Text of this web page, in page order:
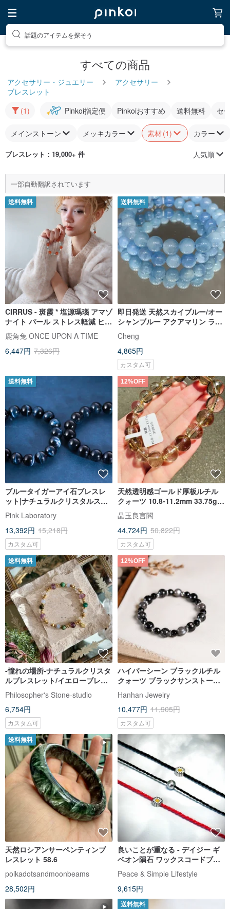
話題のアイテムを探そう
すべての商品
アクセサリー・ジュエリー
アクセサリー
ブレスレット
(1)
Pinkoi指定便 Pinkoiおすすめ 送料無料 セ
メインストーン メッキカラー 素材(1) カラー
ブレスレット ：19,000+ 件 人気順
一部自動翻訳されています
送料無料
CIRRUS - 斑霞 * 塩源瑪瑙 アマゾ
ナイト パール ストレス軽減 ヒー
リング 自信 希望 ブレスレット
鹿角兔 ONCE UPON A TIME
6,447円 7,326円
送料無料
即日発送 天然スカイブルー/オー
シャンブルー アクアマリン ラウ
ンドビーズブレスレット パワー
ストーン
Cheng
4,865円
カスタム可
送料無料
ブルータイガーアイ石ブレスレ
ット|ナチュラルクリスタルスト
ーンブレスレット男性ニュート
ラルカスタマイズギフト
Pink Laboratory
13,392円 15,218円
カスタム可
12%OFF
天然透明感ゴールド厚板ルチル
クォーツ 10.8-11.2mm 33.75g
仕事運アップ 魔除け 金運招来
晶玉良言閣
44,724円 50,822円
カスタム可
送料無料
-憧れの場所-ナチュラルクリスタ
ルブレスレット/イエローブレス
レット
Philosopher's Stone-studio
6,754円
カスタム可
12%OFF
ハイパーシーン ブラックルチル
クォーツ ブラックサンストーン
（ブラックゲーサイト） ブラッ
クトルマリン 925シルバー ブレ
スレット 天然石 パワーストーン
Hanhan Jewelry
10,477円 11,905円
カスタム可
送料無料
天然ロシアンサーペンティンブ
レスレット 58.6
polkadotsandmoonbeams
28,502円
良いことが重なる - デイジー ギ
ベオン隕石 ワックスコードブレ
スレット/医療用ステンレス/スウ
ェーデンギベオン隕石/ニッケル
鉄隕石
Peace & Simple Lifestyle
9,615円
送料無料